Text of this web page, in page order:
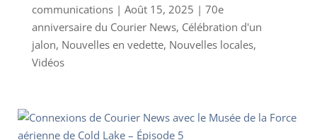
communications| Août 15, 2025 | 70e
anniversaire du Courier News, Célébration d'un
jalon, Nouvelles en vedette, Nouvelles locales,
Vidéos